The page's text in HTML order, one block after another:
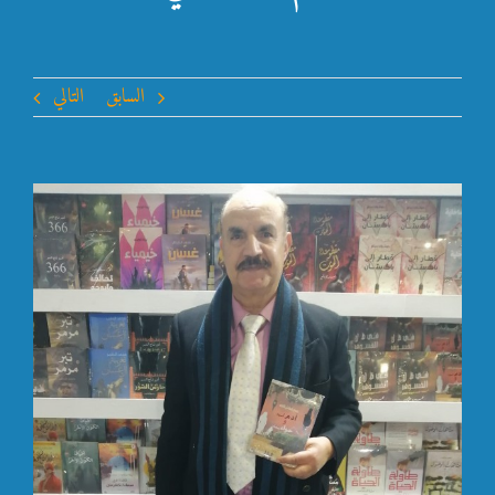
السابق التالي
مشاهدة
صورة
أكبر